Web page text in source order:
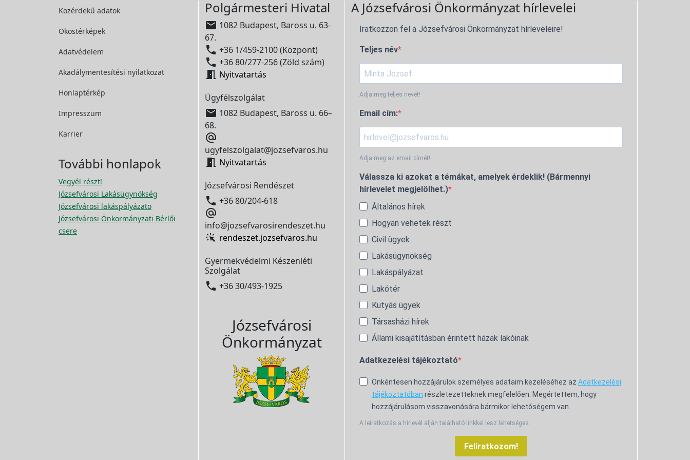
Közérdekű adatok
Okostérképek
Adatvédelem
Akadálymentesítési nyilatkozat
Honlaptérkép
Impresszum
Karrier
További honlapok
Vegyél részt!
Józsefvárosi Lakásügynökség
Józsefvárosi lakáspályázato
Józsefvárosi Önkormányzati Bérlői
csere
Polgármesteri Hivatal
 1082 Budapest, Baross u. 63-
67.
 +36 1/459-2100 (Központ)
 +36 80/277-256 (Zöld szám)
 Nyitvatartás
Ügyfélszolgálat
 1082 Budapest, Baross u. 66–
68.

ugyfelszolgalat@jozsefvaros.hu
 Nyitvatartás
Józsefvárosi Rendészet
 +36 80/204-618

info@jozsefvarosirendeszet.hu
rendeszet.jozsefvaros.hu
Gyermekvédelmi Készenléti
Szolgálat
 +36 30/493-1925
Józsefvárosi
Önkormányzat
A Józsefvárosi Önkormányzat hírlevelei
Iratkozzon fel a Józsefvárosi Önkormányzat hírleveleire!
Teljes név
Adja meg teljes nevét!
Email cím:
Adja meg az email címét!
Válassza ki azokat a témákat, amelyek érdeklik! (Bármennyi
hírlevelet megjelölhet.)
Általános hírek
Hogyan vehetek részt
Civil ügyek
Lakásügynökség
Lakáspályázat
Lakótér
Kutyás ügyek
Társasházi hírek
Állami kisajátításban érintett házak lakóinak
Adatkezelési tájékoztató
Önkéntesen hozzájárulok személyes adataim kezeléséhez az Adatkezelési
tájékoztatóban részletezetteknek megfelelően. Megértettem, hogy
hozzájárulásom visszavonására bármikor lehetőségem van.
A leiratkozás a hírlevél alján található linkkel lesz lehetséges.
Feliratkozom!